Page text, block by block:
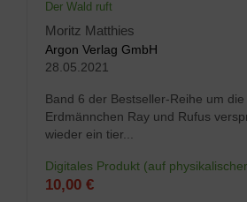
Der Wald ruft
Moritz Matthies
Argon Verlag GmbH
28.05.2021
Band 6 der Bestseller-Reihe um
Erdmännchen Ray und Rufus
wieder ein tier...
Digitales Produkt (auf
10,00 €